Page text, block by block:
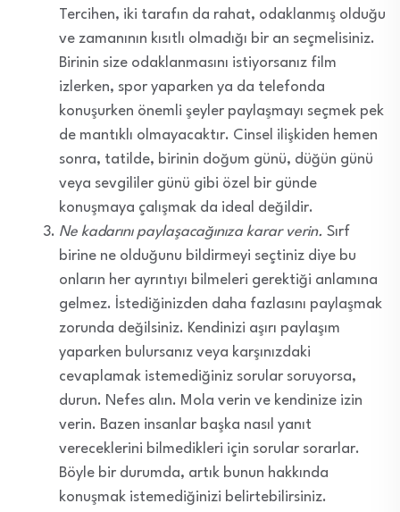
Tercihen, iki tarafın da rahat, odaklanmış olduğu
ve zamanının kısıtlı olmadığı bir an seçmelisiniz.
Birinin size odaklanmasını istiyorsanız film
izlerken, spor yaparken ya da telefonda
konuşurken önemli şeyler paylaşmayı seçmek pek
de mantıklı olmayacaktır. Cinsel ilişkiden hemen
sonra, tatilde, birinin doğum günü, düğün günü
veya sevgililer günü gibi özel bir günde
konuşmaya çalışmak da ideal değildir.
Ne kadarını paylaşacağınıza karar verin. Sırf
birine ne olduğunu bildirmeyi seçtiniz diye bu
onların her ayrıntıyı bilmeleri gerektiği anlamına
gelmez. İstediğinizden daha fazlasını paylaşmak
zorunda değilsiniz. Kendinizi aşırı paylaşım
yaparken bulursanız veya karşınızdaki
cevaplamak istemediğiniz sorular soruyorsa,
durun. Nefes alın. Mola verin ve kendinize izin
verin. Bazen insanlar başka nasıl yanıt
vereceklerini bilmedikleri için sorular sorarlar.
Böyle bir durumda, artık bunun hakkında
konuşmak istemediğinizi belirtebilirsiniz.